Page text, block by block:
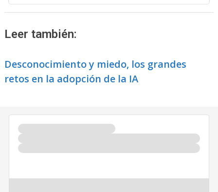
Leer también:
Desconocimiento y miedo, los grandes
retos en la adopción de la IA